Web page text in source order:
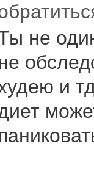
не
и